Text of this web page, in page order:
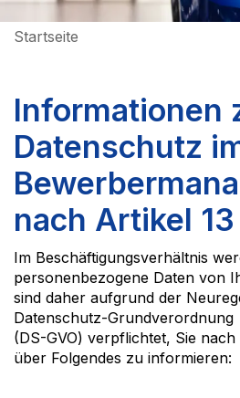
Startseite
Informationen
Datenschutz
nach Artikel 13
Im Beschäftigungsverhältnis
personenbezogene Daten von
sind daher aufgrund der
Datenschutz-Grundverordnung
(DS-GVO) verpflichtet, Sie nach
über Folgendes zu informieren: